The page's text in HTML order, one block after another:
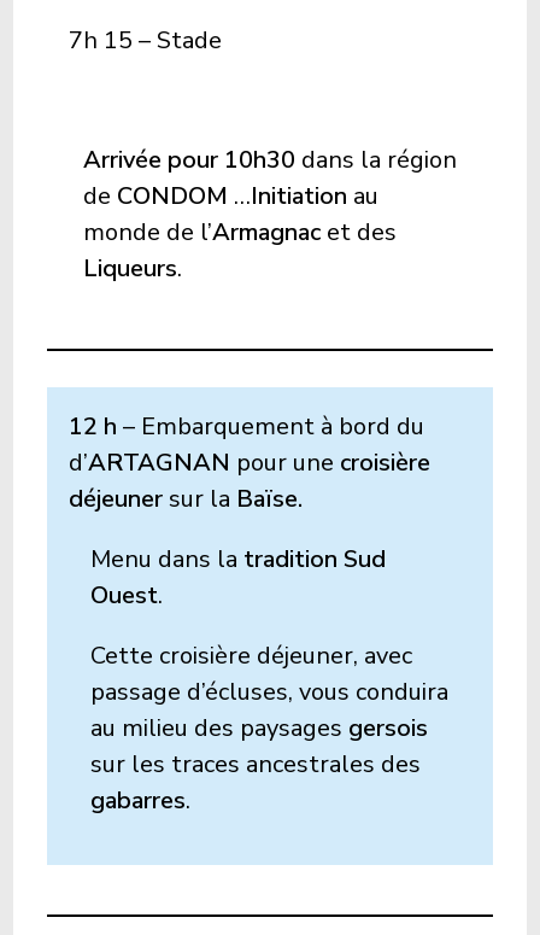
7h 15 – Stade
Arrivée pour 10h30 dans la région
de CONDOM …Initiation au
monde de l’Armagnacet des
Liqueurs.
12 h – Embarquement à bord du
d’ARTAGNAN pour une croisière
déjeunersur la Baïse.
Menu dans la tradition Sud
Ouest.
Cette croisière déjeuner, avec
passage d’écluses, vous conduira
au milieu des paysages gersois
sur les traces ancestrales des
gabarres.